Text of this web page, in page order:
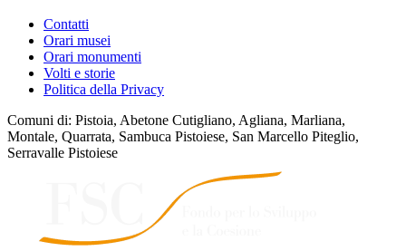
Contatti
Orari musei
Orari monumenti
Volti e storie
Politica della Privacy
Comuni di: Pistoia, Abetone Cutigliano, Agliana, Marliana,
Montale, Quarrata, Sambuca Pistoiese, San Marcello Piteglio,
Serravalle Pistoiese